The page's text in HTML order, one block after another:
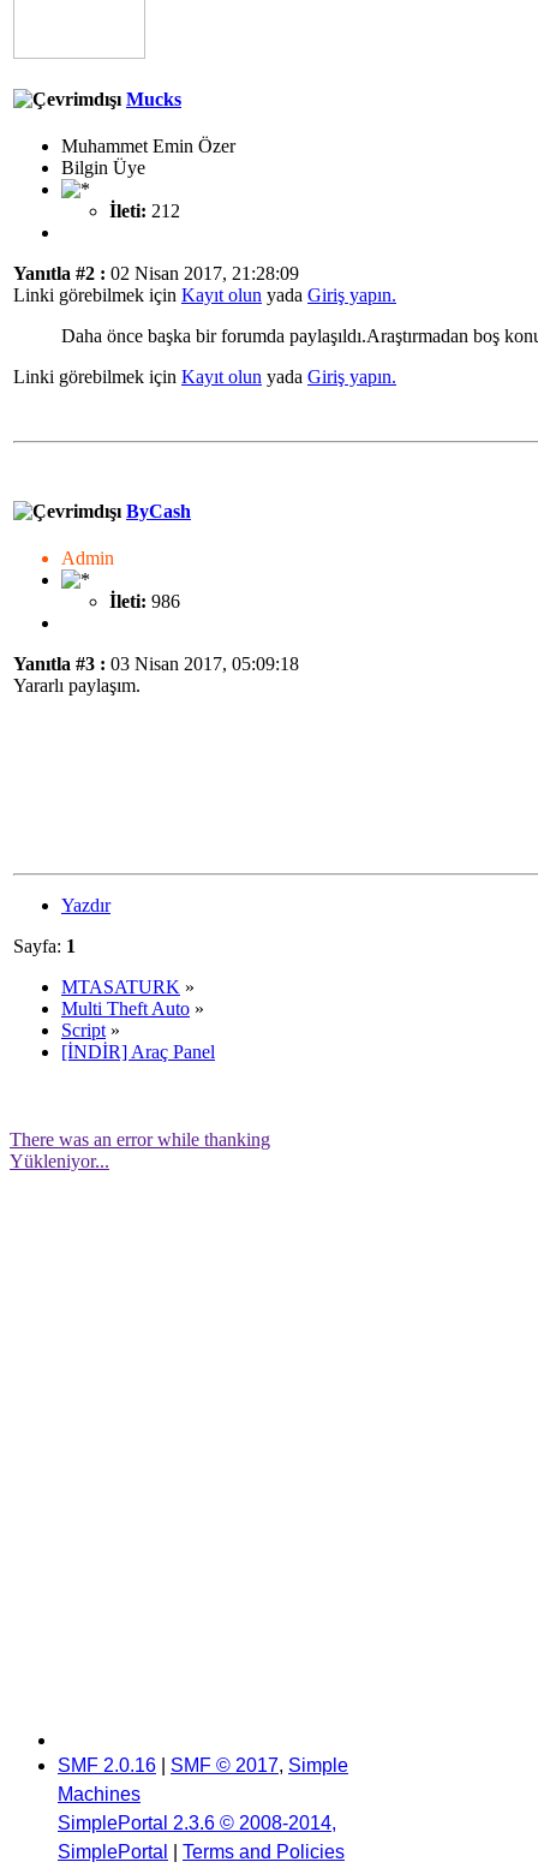
Mucks
Muhammet Emin Özer
Bilgin Üye
İleti: 212
Yanıtla #2 : 02 Nisan 2017, 21:28:09
Linki görebilmek için Kayıt olun yada Giriş yapın.
Daha önce başka bir forumda paylaşıldı.Araştırmadan boş
Linki görebilmek için Kayıt olun yada Giriş yapın.
ByCash
Admin
İleti: 986
Yanıtla #3 : 03 Nisan 2017, 05:09:18
Yararlı paylaşım.
Yazdır
Sayfa: 1
MTASATURK »
Multi Theft Auto »
Script »
[İNDİR] Araç Panel
There was an error while thanking
Yükleniyor...
SMF 2.0.16 SMF © 2017, Simple
Machines
SimplePortal 2.3.6 © 2008-2014,
SimplePortal
Terms and Policies